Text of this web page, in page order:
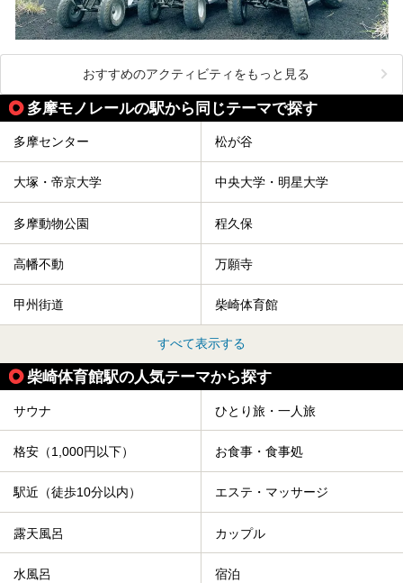
おすすめのアクティビティをもっと見る
多摩モノレールの駅から同じテーマで探す
多摩センター 松が谷
大塚・帝京大学 中央大学・明星大学
多摩動物公園 程久保
高幡不動 万願寺
甲州街道 柴崎体育館
すべて表示する
柴崎体育館駅の人気テーマから探す
サウナ ひとり旅・一人旅
格安（1,000円以下） お食事・食事処
駅近（徒歩10分以内） エステ・マッサージ
露天風呂 カップル
水風呂 宿泊